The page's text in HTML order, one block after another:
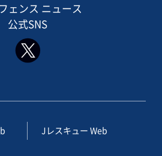
ェンス ニュース
公式SNS
Jレスキュー Web